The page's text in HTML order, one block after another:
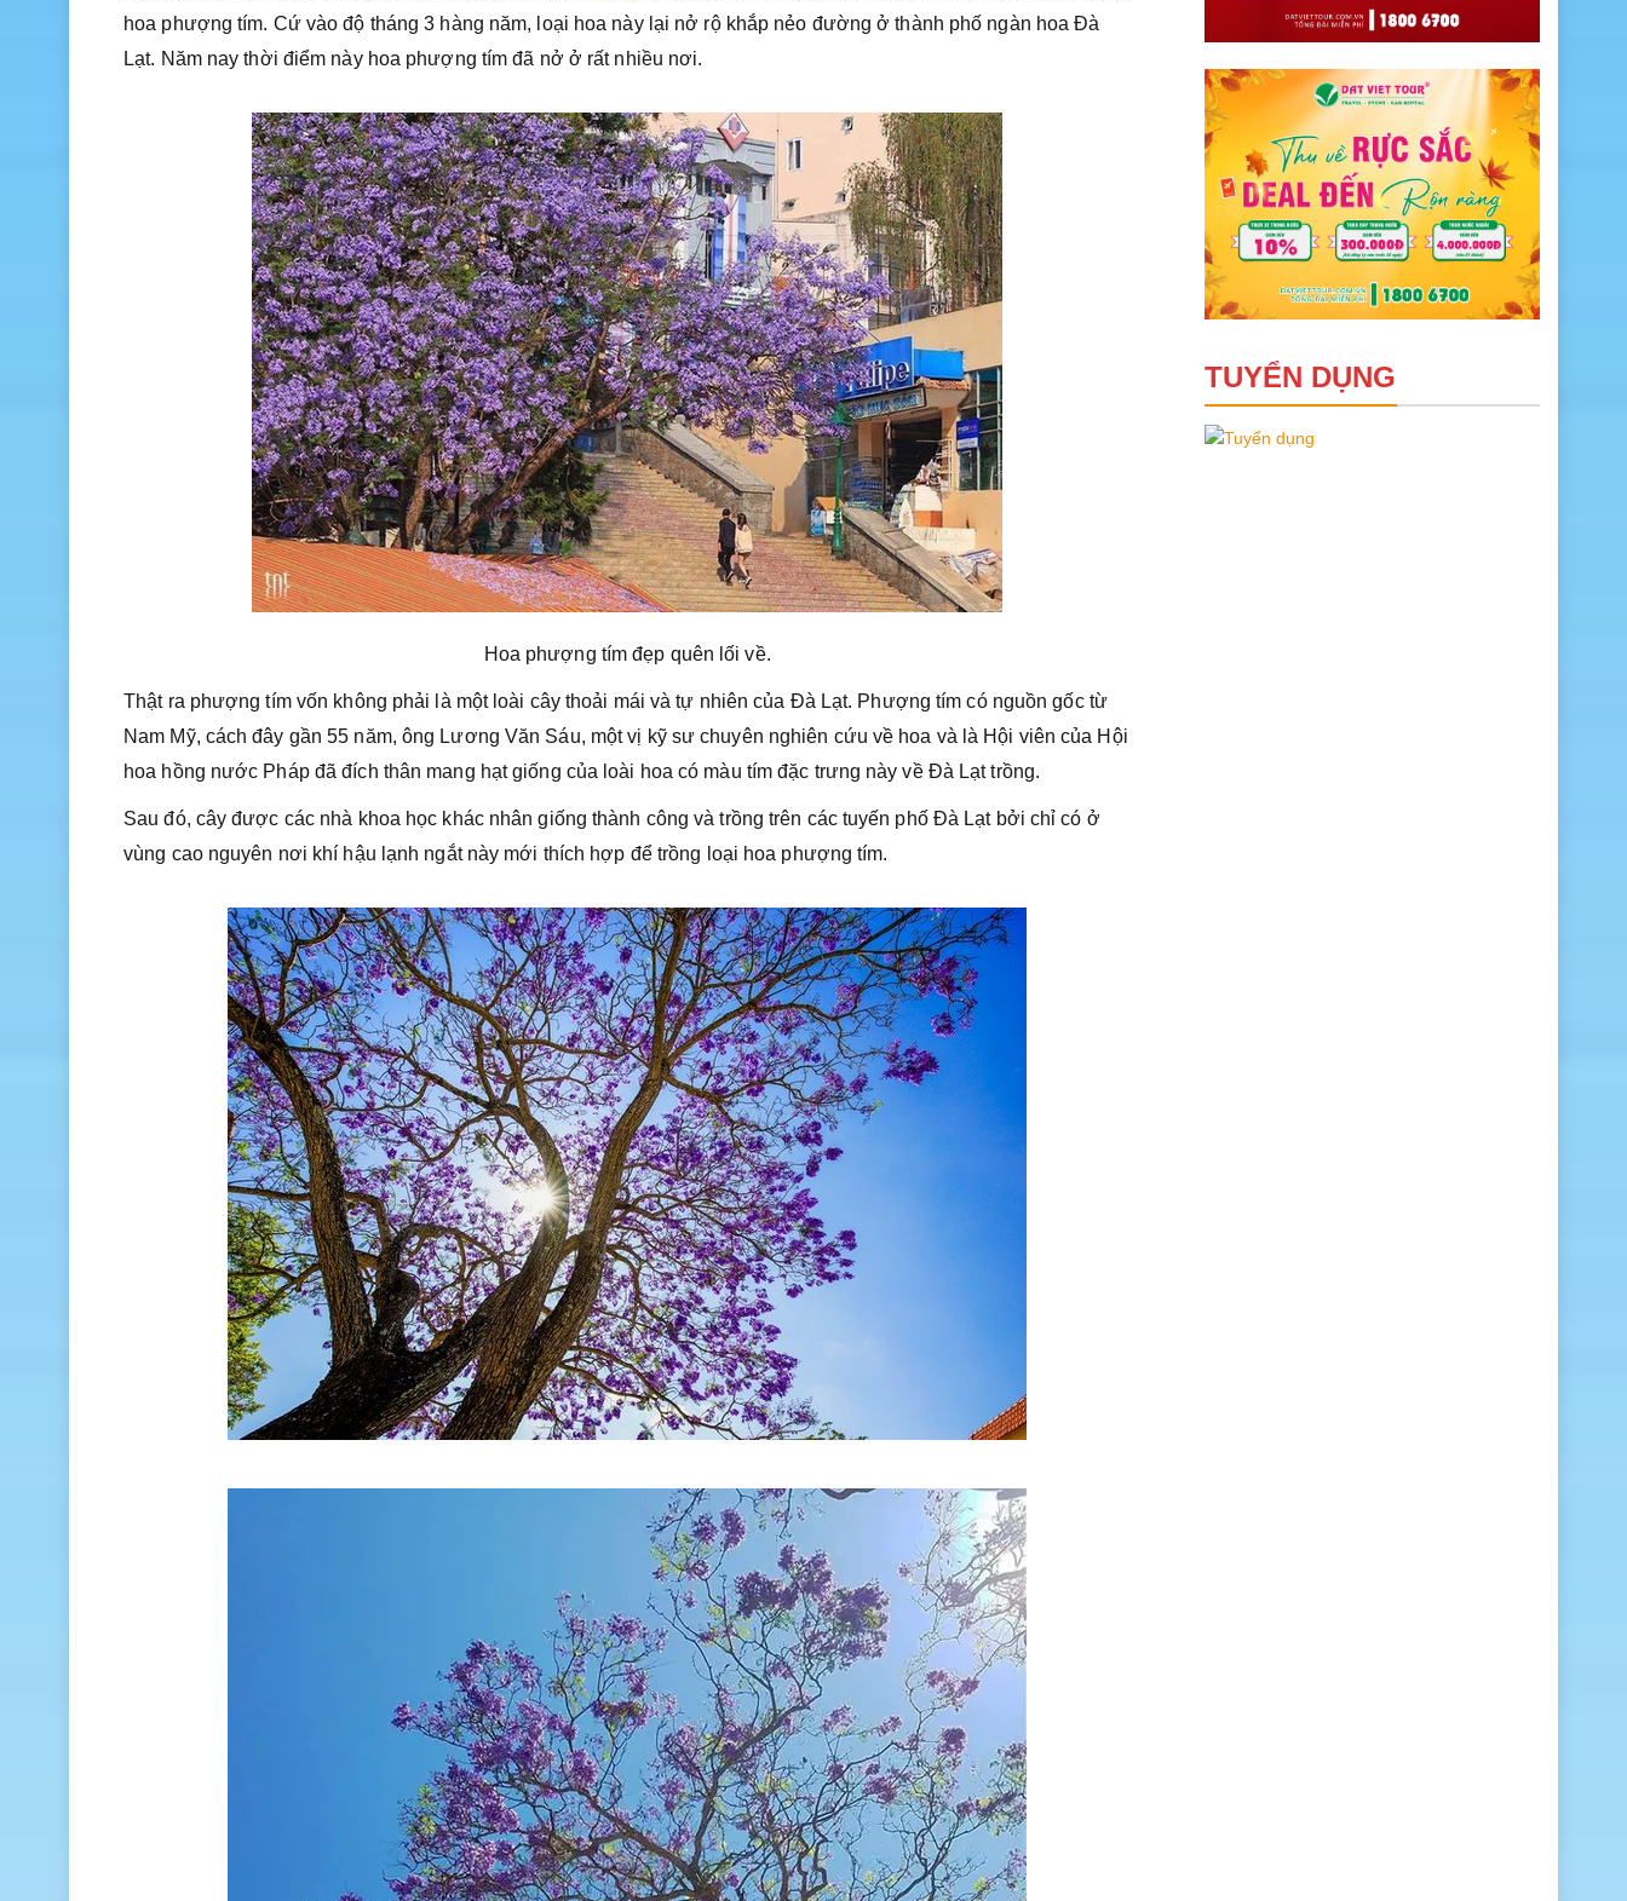
hoa phượng tím. Cứ vào độ tháng 3 hàng năm, loại hoa này lại nở rộ khắp nẻo đường ở thành phố ngàn hoa Đà
Lạt. Năm nay thời điểm này hoa phượng tím đã nở ở rất nhiều nơi.
Hoa phượng tím đẹp quên lối về.
Thật ra phượng tím vốn không phải là một loài cây thoải mái và tự nhiên của Đà Lạt. Phượng tím có nguồn gốc từ
Nam Mỹ, cách đây gần 55 năm, ông Lương Văn Sáu, một vị kỹ sư chuyên nghiên cứu về hoa và là Hội viên của Hội
hoa hồng nước Pháp đã đích thân mang hạt giống của loài hoa có màu tím đặc trưng này về Đà Lạt trồng.
Sau đó, cây được các nhà khoa học khác nhân giống thành công và trồng trên các tuyến phố Đà Lạt bởi chỉ có ở
vùng cao nguyên nơi khí hậu lạnh ngắt này mới thích hợp để trồng loại hoa phượng tím.
TUYỂN DỤNG